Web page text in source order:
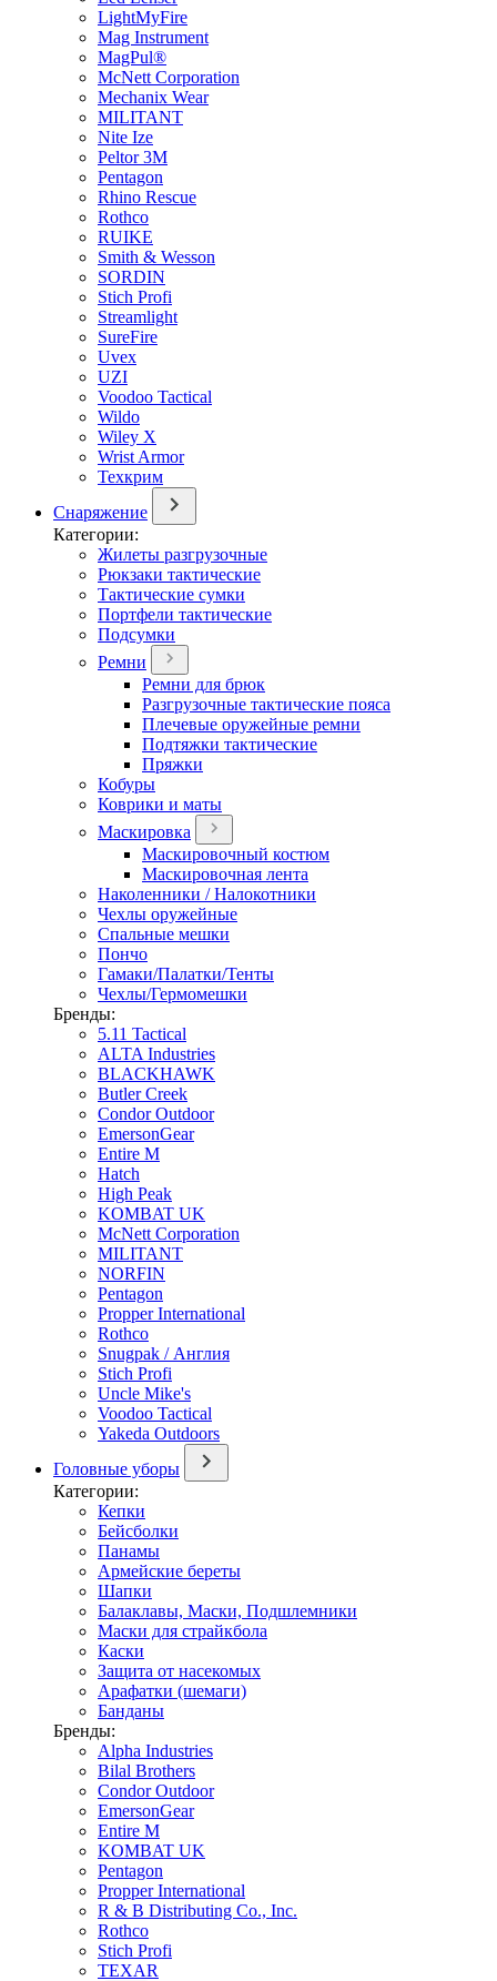
LightMyFire
Mag Instrument
MagPul®
McNett Corporation
Mechanix Wear
MILITANT
Nite Ize
Peltor 3M
Pentagon
Rhino Rescue
Rothco
RUIKE
Smith & Wesson
SORDIN
Stich Profi
Streamlight
SureFire
Uvex
UZI
Voodoo Tactical
Wildo
Wiley X
Wrist Armor
Техкрим
Снаряжение
Категории:
Жилеты разгрузочные
Рюкзаки тактические
Тактические сумки
Портфели тактические
Подсумки
Ремни
Ремни для брюк
Разгрузочные тактические пояса
Плечевые оружейные ремни
Подтяжки тактические
Пряжки
Кобуры
Коврики и маты
Маскировка
Маскировочный костюм
Маскировочная лента
Наколенники / Налокотники
Чехлы оружейные
Спальные мешки
Пончо
Гамаки/Палатки/Тенты
Чехлы/Гермомешки
Бренды:
5.11 Tactical
ALTA Industries
BLACKHAWK
Butler Creek
Condor Outdoor
EmersonGear
Entire M
Hatch
High Peak
KOMBAT UK
McNett Corporation
MILITANT
NORFIN
Pentagon
Propper International
Rothco
Snugpak / Англия
Stich Profi
Uncle Mike's
Voodoo Tactical
Yakeda Outdoors
Головные уборы
Категории:
Кепки
Бейсболки
Панамы
Армейские береты
Шапки
Балаклавы, Маски, Подшлемники
Маски для страйкбола
Каски
Защита от насекомых
Арафатки (шемаги)
Банданы
Бренды:
Alpha Industries
Bilal Brothers
Condor Outdoor
EmersonGear
Entire M
KOMBAT UK
Pentagon
Propper International
R & B Distributing Co., Inc.
Rothco
Stich Profi
TEXAR